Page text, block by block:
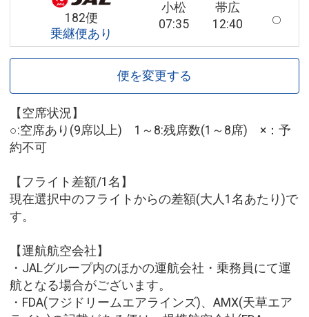
182便
乗継便あり
小松
07:35
帯広
12:40
便を変更する
【空席状況】
○:空席あり(9席以上) 1～8:残席数(1～8席) ×：予
約不可
【フライト差額/1名】
現在選択中のフライトからの差額(大人1名あたり)で
す。
【運航航空会社】
・JALグループ内のほかの運航会社・乗務員にて運
航となる場合がございます。
・FDA(フジドリームエアラインズ)、AMX(天草エア